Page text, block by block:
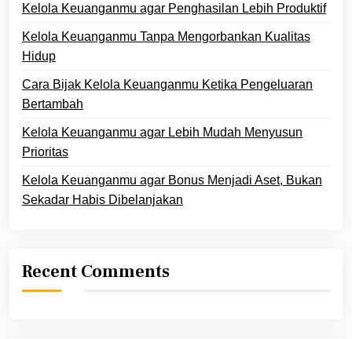
Kelola Keuanganmu agar Penghasilan Lebih Produktif
Kelola Keuanganmu Tanpa Mengorbankan Kualitas
Hidup
Cara Bijak Kelola Keuanganmu Ketika Pengeluaran
Bertambah
Kelola Keuanganmu agar Lebih Mudah Menyusun
Prioritas
Kelola Keuanganmu agar Bonus Menjadi Aset, Bukan
Sekadar Habis Dibelanjakan
Recent Comments